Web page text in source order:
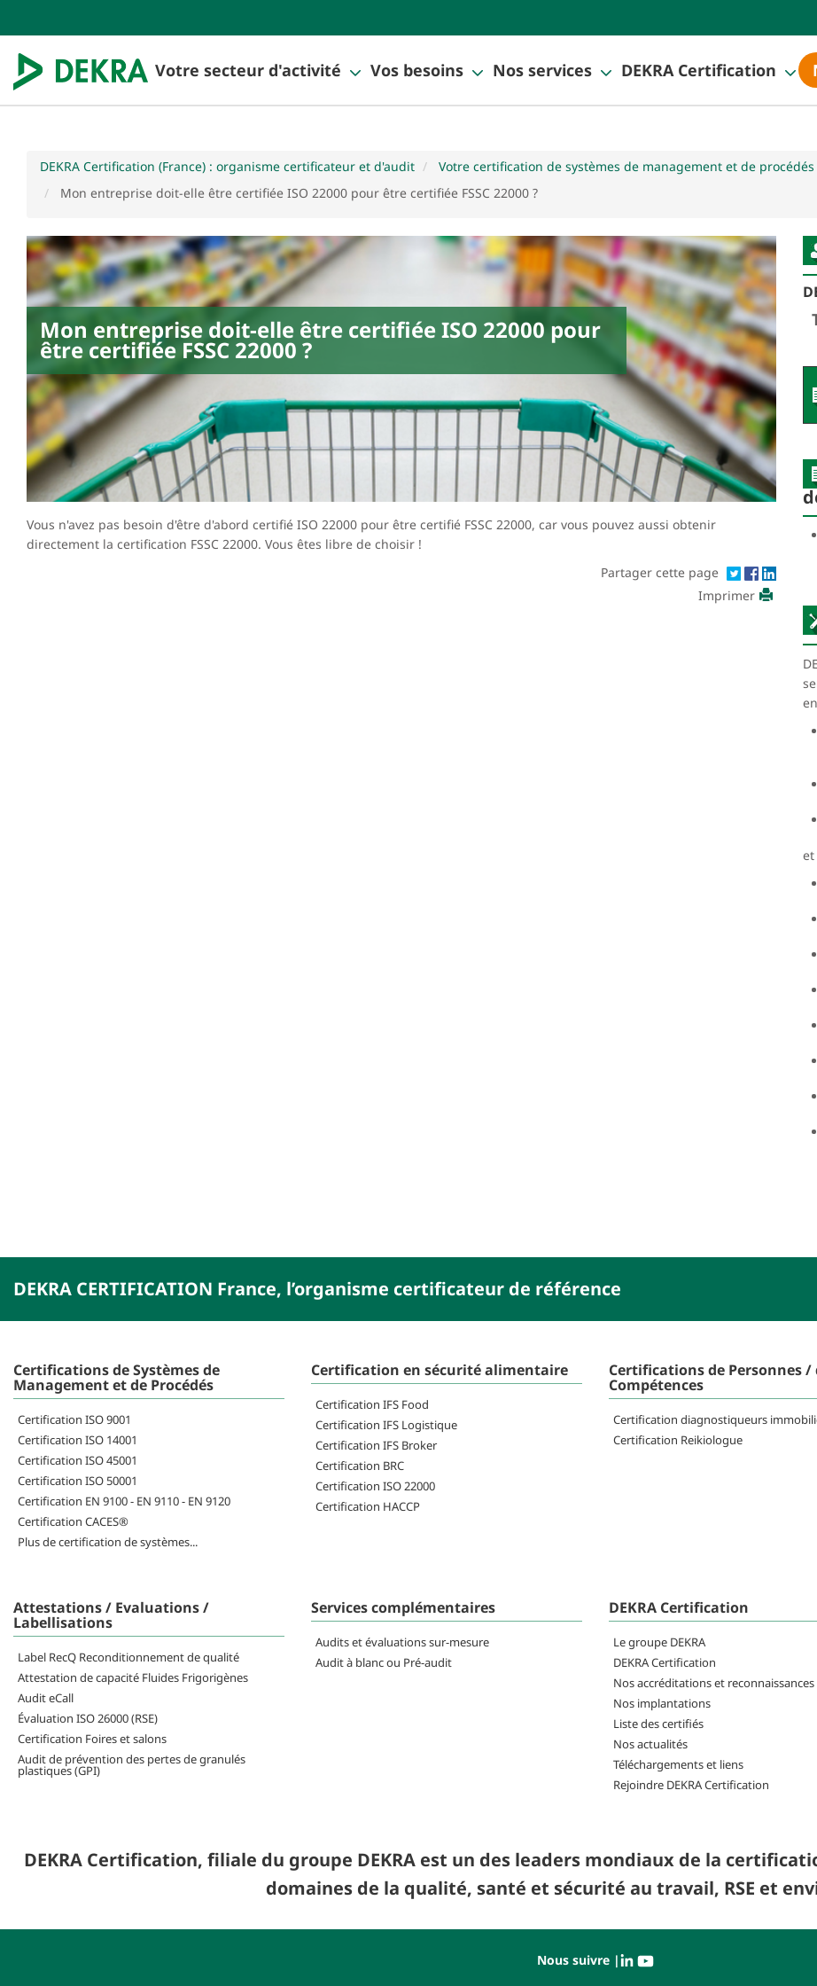
Votre secteur d'activité Vos besoins Nos services DEKRA Certification
DEKRA Certification (France) : organisme certificateur et d'audit Votre certification de systèmes de management et de procédés
Mon entreprise doit-elle être certifiée ISO 22000 pour être certifiée FSSC 22000 ?
Mon entreprise doit-elle être certifiée ISO 22000 pour
être certifiée FSSC 22000 ?
Vous n'avez pas besoin d'être d'abord certifié ISO 22000 pour être certifié FSSC 22000, car vous pouvez aussi obtenir
directement la certification FSSC 22000. Vous êtes libre de choisir !
Partager cette page
Imprimer
et
DEKRA CERTIFICATION France, l’organisme certificateur de référence
Certifications de Systèmes de
Management et de Procédés
Certification ISO 9001
Certification ISO 14001
Certification ISO 45001
Certification ISO 50001
Certification EN 9100 - EN 9110 - EN 9120
Certification CACES®
Plus de certification de systèmes...
Certification en sécurité alimentaire
Certification IFS Food
Certification IFS Logistique
Certification IFS Broker
Certification BRC
Certification ISO 22000
Certification HACCP
Certifications de Personnes /
Compétences
Certification diagnostiqueurs
Certification Reikiologue
Attestations / Evaluations /
Labellisations
Label RecQ Reconditionnement de qualité
Attestation de capacité Fluides Frigorigènes
Audit eCall
Évaluation ISO 26000 (RSE)
Certification Foires et salons
Audit de prévention des pertes de granulés
plastiques (GPI)
Services complémentaires
Audits et évaluations sur-mesure
Audit à blanc ou Pré-audit
DEKRA Certification
Le groupe DEKRA
DEKRA Certification
Nos accréditations et reconnaissances
Nos implantations
Liste des certifiés
Nos actualités
Téléchargements et liens
Rejoindre DEKRA Certification
DEKRA Certification, filiale du groupe DEKRA est un des leaders mondiaux de la
domaines de la qualité, santé et sécurité au travail, RSE et
Nous suivre |